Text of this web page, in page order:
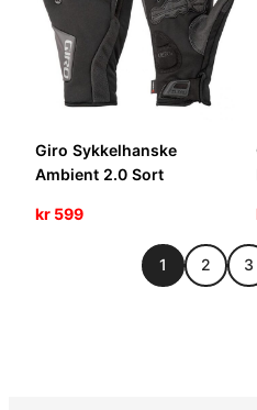
Giro Sykkelhanske
Ambient 2.0 Sort
kr 599
1 2 3